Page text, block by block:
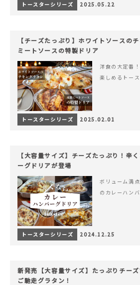
トースターシリーズ 2025.05.22
【チーズたっぷり】ホワイトソースの
ミートソースの特製ドリア
洋食の大定番
楽しめるトー
トースターシリーズ 2025.02.01
【大容量サイズ】チーズたっぷり！辛
ーグドリアが登場
ボリューム満
のカレーハン
トースターシリーズ 2024.12.25
新発売【大容量サイズ】たっぷりチー
ご馳走グラタン！